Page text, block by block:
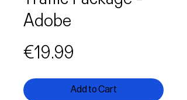
Adobe
€19.99
Add to Cart